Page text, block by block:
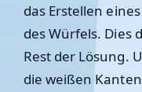
das Erstellen
des Würfels. Dies
Rest der Lösung.
die weißen